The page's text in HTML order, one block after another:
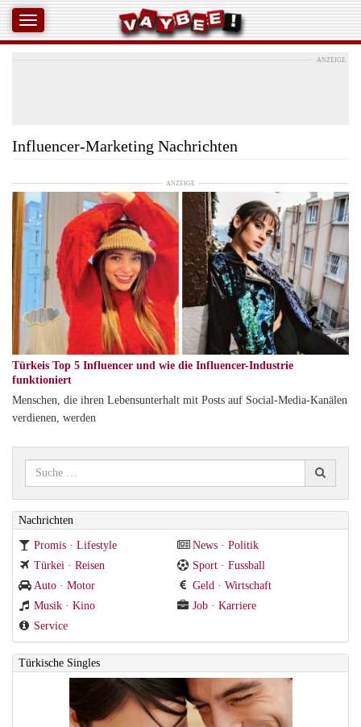
ANZEIGE
Influencer-Marketing Nachrichten
ANZEIGE
Türkeis Top 5 Influencer und wie die Influencer-Industrie
funktioniert
Menschen, die ihren Lebensunterhalt mit Posts auf Social-Media-Kanälen
verdienen, werden
Nachrichten
Promis · Lifestyle
News · Politik
Türkei · Reisen
Sport · Fussball
Auto · Motor
Geld · Wirtschaft
Musik · Kino
Job · Karriere
Service
Türkische Singles